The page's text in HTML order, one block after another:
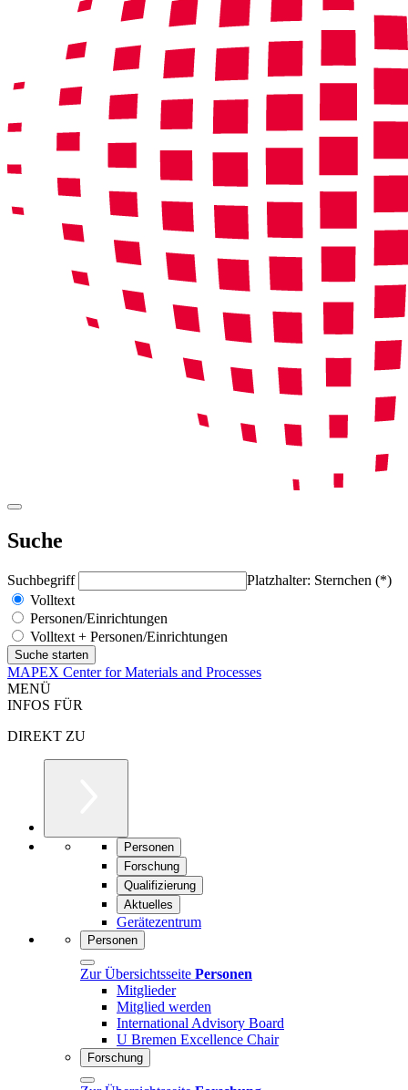
Suche
Suchbegriff
Platzhalter: Sternchen (*)
Volltext
Personen/Einrichtungen
Volltext + Personen/Einrichtungen
MAPEX Center for Materials and Processes
MENÜ
INFOS FÜR
DIREKT ZU
Personen
Forschung
Qualifizierung
Aktuelles
Gerätezentrum
Personen
Zur Übersichtsseite Personen
Mitglieder
Mitglied werden
International Advisory Board
U Bremen Excellence Chair
Forschung